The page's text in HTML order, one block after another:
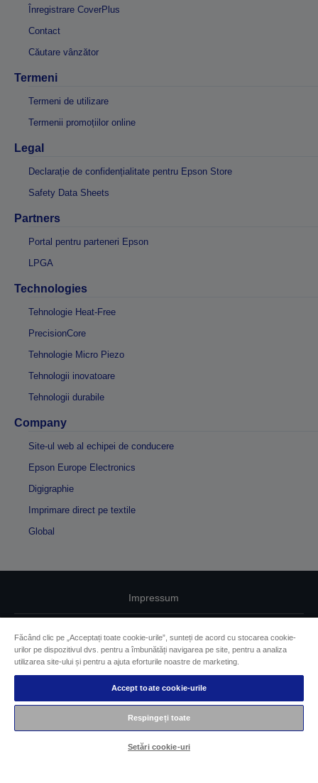
Înregistrare CoverPlus
Contact
Căutare vânzător
Termeni
Termeni de utilizare
Termenii promoțiilor online
Legal
Declarație de confidențialitate pentru Epson Store
Safety Data Sheets
Partners
Portal pentru parteneri Epson
LPGA
Technologies
Tehnologie Heat-Free
PrecisionCore
Tehnologie Micro Piezo
Tehnologii inovatoare
Tehnologii durabile
Company
Site-ul web al echipei de conducere
Epson Europe Electronics
Digigraphie
Imprimare direct pe textile
Global
Impressum
Declarație privind informațiile confidențiale
EU Data Act Compliance
Contactaţi-ne în legătură cu datele dumneavoastră
Informaţii despre modulele cookie
Făcând clic pe „Acceptați toate cookie-urile”, sunteți de acord cu stocarea cookie-
urilor pe dispozitivul dvs. pentru a îmbunătăți navigarea pe site, pentru a analiza
utilizarea site-ului și pentru a ajuta eforturile noastre de marketing.
Accept toate cookie-urile
Respingeți toate
Setări cookie-uri